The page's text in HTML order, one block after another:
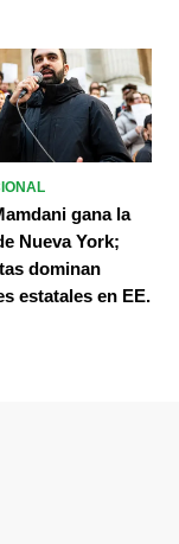
gana la
Nueva York;
dominan
estatales en EE.